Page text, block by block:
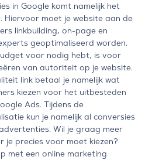
in Google komt namelijk het
Hiervoor moet je website aan de
linkbuilding, on-page en
geoptimaliseerd worden.
voor nodig hebt, is voor
van autoriteit op je website.
link betaal je namelijk wat
kiezen voor het uitbesteden
Ads. Tijdens de
kun je namelijk al conversies
Wil je graag meer
je precies voor moet kiezen?
met een online marketing